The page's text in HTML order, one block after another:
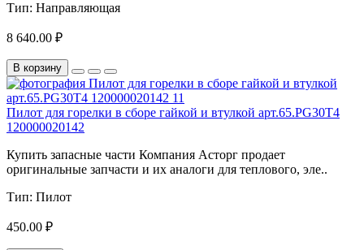
Тип: Направляющая
8 640.00 ₽
В корзину
Пилот для горелки в сборе гайкой и втулкой арт.65.PG30T4
120000020142
Купить запасные части Компания Асторг продает
оригинальные запчасти и их аналоги для теплового, эле..
Тип: Пилот
450.00 ₽